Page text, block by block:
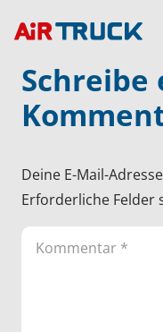
Schreibe
Deine E-Mail-
Erforderliche Felder